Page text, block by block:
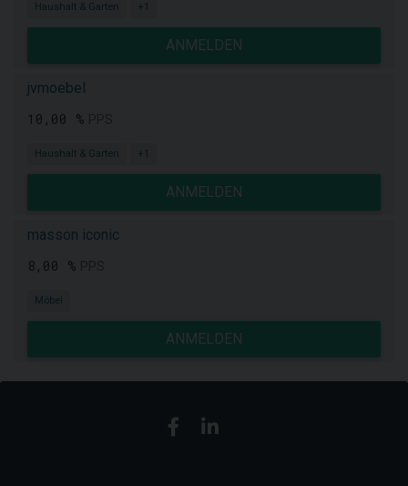
Haushalt & Garten +1
ANMELDEN
jvmoebel
10,00 %
Haushalt & Garten +1
ANMELDEN
masson iconic
8,00 %
Möbel
ANMELDEN